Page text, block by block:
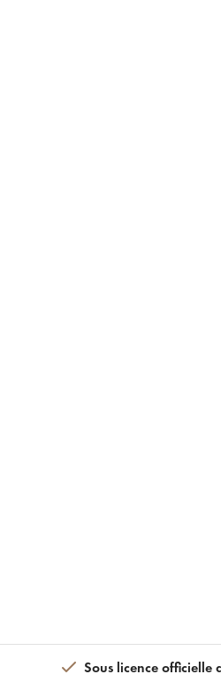
Sous licence officielle